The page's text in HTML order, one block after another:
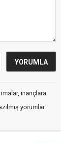
inançlara
yorumlar